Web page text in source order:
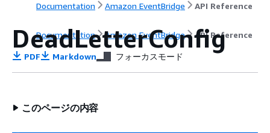
Documentation Amazon EventBridge API Reference
Documentation Amazon EventBridge API Reference
DeadLetterConfig
PDF Markdown フォーカスモード
このページの内容